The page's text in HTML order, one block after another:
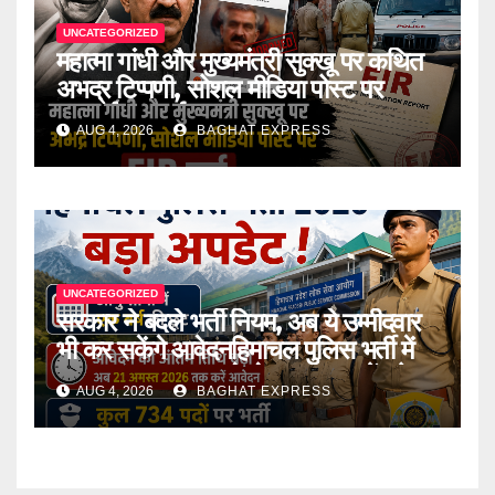
UNCATEGORIZED
महात्मा गांधी और मुख्यमंत्री सुक्खू पर कथित
अभद्र टिप्पणी, सोशल मीडिया पोस्ट पर
एफआईआर दर्ज
AUG 4, 2026 BAGHAT EXPRESS
UNCATEGORIZED
सरकार ने बदले भर्ती नियम, अब ये उम्मीदवार
भी कर सकेंगे आवेदनहिमाचल पुलिस भर्ती में
बड़ा बदलाव! अब पहले से ज्यादा युवाओं को
मिलेगा मौका….
AUG 4, 2026 BAGHAT EXPRESS